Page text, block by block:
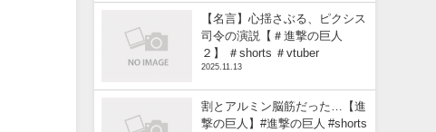
【名言】心揺さぶる、ピクシス
司令の演説【＃進撃の巨人
２】 ＃shorts ＃vtuber
2025.11.13
割とアルミン脳筋だった…【進
撃の巨人】#進撃の巨人 #shorts